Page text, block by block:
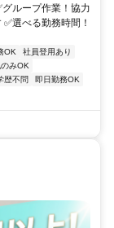
ループ作業！協力
選べる勤務時間！
OK
社員登用あり
みOK
歴不問
即日勤務OK